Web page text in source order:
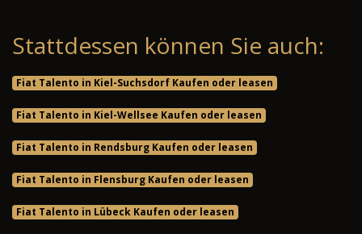
Stattdessen können Sie auch:
Fiat Talento in Kiel-Suchsdorf Kaufen oder leasen
Fiat Talento in Kiel-Wellsee Kaufen oder leasen
Fiat Talento in Rendsburg Kaufen oder leasen
Fiat Talento in Flensburg Kaufen oder leasen
Fiat Talento in Lübeck Kaufen oder leasen